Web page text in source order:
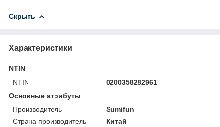
Скрыть
Характеристики
NTIN
NTIN
0200358282961
Основные атрибуты
Производитель
Sumifun
Страна производитель
Китай